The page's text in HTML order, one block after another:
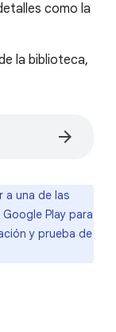
como la
la biblioteca,
arrow_forward
a una de las
Play para
y prueba de